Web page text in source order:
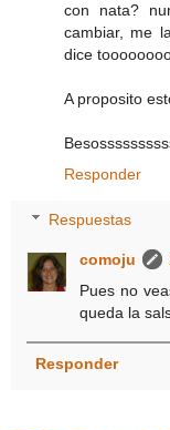
con nata?
cambiar, me
dice
A proposito
Responder
Respuestas
comoju
Pues no
queda la
Responder